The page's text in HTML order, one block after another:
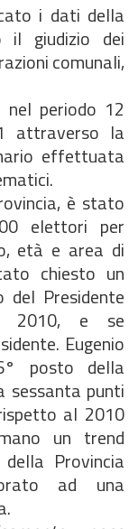
i dati della
il giudizio dei
comunali,
periodo 12
attraverso la
effettuata
è stato
elettori per
età e area di
chiesto un
del Presidente
2010, e se
Eugenio
posto della
sessanta punti
al 2010
un trend
Provincia
ad una